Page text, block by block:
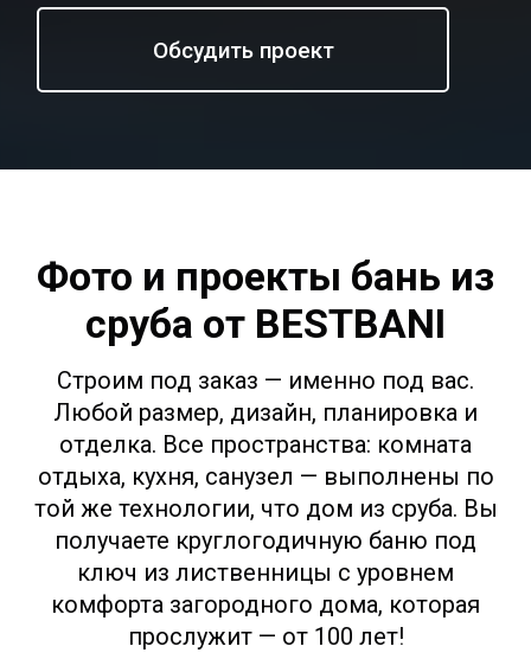
Обсудить проект
Фото и проекты бань из
сруба от BESTBANI
Строим под заказ — именно под вас.
Любой размер, дизайн, планировка и
отделка. Все пространства: комната
отдыха, кухня, санузел — выполнены по
той же технологии, что дом из сруба. Вы
получаете круглогодичную баню под
ключ из лиственницы с уровнем
комфорта загородного дома, которая
прослужит — от 100 лет!